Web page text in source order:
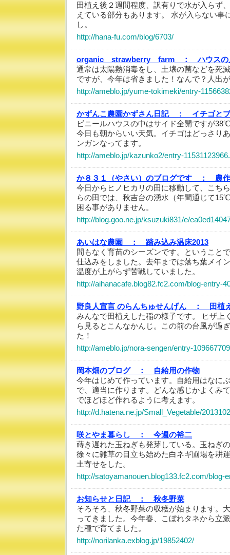
田植え後２週間程度、訳有りで水が入らず
えている部分もあります。 水が入らない事
し。
http://hana-fu.com/blog/6703/
organic strawberry farm ：
ハウス
通常は太陽熱消毒をし、土壌の菌などを死
ですが、今年は省きました！なんで？人出
http://ameblo.jp/yume-tokimeki/entry-
かずんこ農園かずさん日記 ：
イチゴと
ビニールハウスの中はサイド全開ですが
今日も朝からいい天気。イチゴはどっさり
ンガンなってます。
http://ameblo.jp/kazunko2/entry-
か８３１（やさい）のブログです ：
農
今日からヒノヒカリの田に移動して、こち
らの田では、秋吉台の湧水（年間通じて
困る事がありません。
http://blog.goo.ne.jp/ksuzuki831/e/
あいはな農園 ：
踏み込み温床2013
間もなく育苗のシーズンです。ということ
仕込みをしました。去年までは落ち葉メイ
温度が上がらず苦戦していました。
http://aihanacafe.blog82.fc2.com/blog-entry-
野良人宣言 のらんちゅせんげん ：
田植
みんなで田植えした稲の様子です。 ヒザ上
ら見るとこんなかんじ。この前の台風が過
た！
http://ameblo.jp/nora-sengen/entry-
岡本畑のブログ ：
自給用の作物
今年はじめて作っています。自給用はなに
で、適当に作ります。どんな感じかよくみ
でほどほど作れるように考えます。
http://d.hatena.ne.jp/Small_Vegetable/
咲とやま暮らし ：
今週の裕二
蒔き遅れた玉ねぎも発芽している。玉ねぎ
徐々に雑草の目立ち始めた白ネギ圃場を耕
土寄せをした。
http://satoyamanouen.blog133.fc2.com/blog-
お知らせと日記 ：
秋冬野菜
そろそろ、秋冬野菜の収穫が始まります。
ってきました。今年春、こぼれタネから立
た種で育てました。
http://norilanka.exblog.jp/19852402/